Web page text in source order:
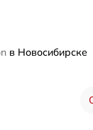
в Новосибирске